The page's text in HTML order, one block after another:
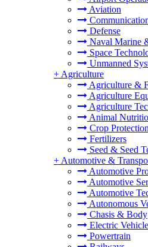
Aviation
Defense
Naval Marine
Space
Unmanned
+ Agriculture
Agriculture &
Agriculture
Agriculture
Animal
Crop Protection
Fertilizers
Seed & Seed
+ Automotive &
Automotive
Automotive
Automotive
Autonomous
Chasis & Body
Electric Vehicle
Powertrain